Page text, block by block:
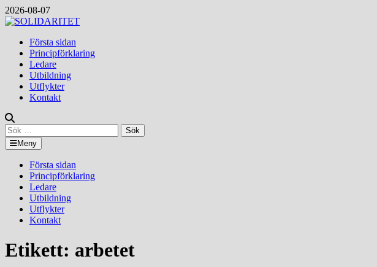
Hoppa
till
2026-08-07
Första sidan
Principförklaring
Ledare
Utbildning
Utflykter
Kontakt
Sök
efter:Meny
Första sidan
Principförklaring
Ledare
Utbildning
Utflykter
Kontakt
Etikett: arbetet